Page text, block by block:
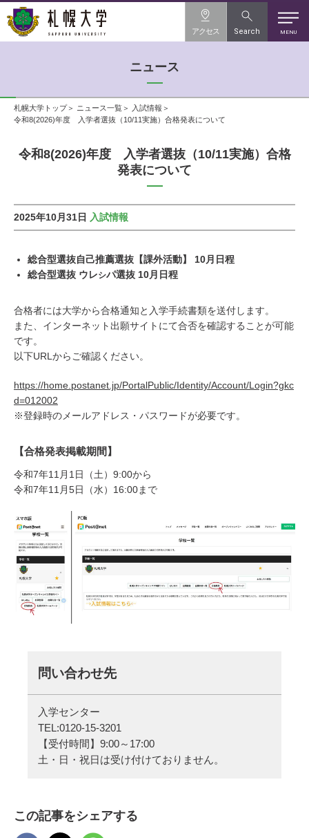
MENU
アクセス Search
ニュース
札幌大学トップ ニュース一覧
入試情報
令和8(2026)年度 入学者選抜（10/11実施）合格発表について
令和8(2026)年度 入学者選抜（10/11実施）合格
発表について
2025年10月31日 入試情報
総合型選抜自己推薦選抜【課外活動】 10月日程
総合型選抜 ウレシパ選抜 10月日程
合格者には大学から合格通知と入学手続書類を送付します。
また、インターネット出願サイトにて合否を確認することが可能
です。
以下URLからご確認ください。
https://home.postanet.jp/PortalPublic/Identity/Account/Login?gkc
d=012002
※登録時のメールアドレス・パスワードが必要です。
【合格発表掲載期間】
令和7年11月1日（土）9:00から
令和7年11月5日（水）16:00まで
問い合わせ先
入学センター
TEL:0120-15-3201
【受付時間】9:00～17:00
土・日・祝日は受け付けておりません。
この記事をシェアする